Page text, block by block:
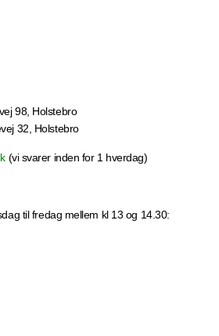
98, Holstebro
32, Holstebro
(vi svarer inden for 1 hverdag)
til fredag mellem kl 13 og 14.30: